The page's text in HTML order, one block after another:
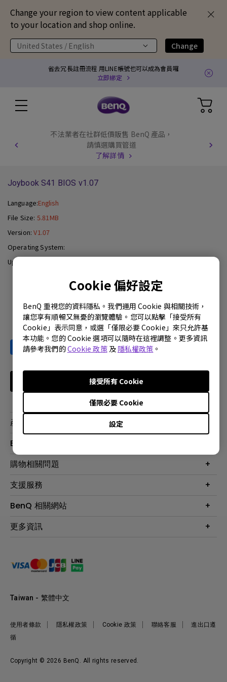
Change your region to view content applicable
to your location and shop online.
United States / English Change
Cookie 偏好設定
BenQ 重視您的資料隱私。我們運用 Cookie 與相關技術，
讓您享有順暢又無憂的瀏覽體驗。您可以點擊「接受所有
Cookie」表示同意，或選「僅限必要 Cookie」來只允許基
本功能。您的 Cookie 選項可以隨時在這裡調整。更多資訊
請參考我們的Cookie 政策及 隱私權政策 。
設定
僅限必要 Cookie
接受所有 Cookie
省去冗長註冊流程 用LINE帳號也可以成為會員囉
立即綁定
不法業者在社群低價販售 BenQ 產品，
請慎選購買管道
了解詳情
Joybook S41 BIOS v1.07
Language:English
File Size:5.81MB
Version:V1.07
Operating System:
Update:
Download
產品
顯示器
投影機
智慧照明
專業拍物視訊鏡頭
BenQ 商店
最新產品與活動
尋找銷售據點
會員綁定LINE教學
購物相關問題
第一次購物就上手
延長保固購買
贈品兌換網站首頁
支援服務
服務公告
保固條例
手冊與軟體下載
產品常見問題
BenQ 相關網站
專業商用解決方案
BenQ 大娛樂家
更多資訊
永續發展
產品碳足跡報告
明基基金會
Copyright © 2026 BenQ. All rights reserved.
使用者條款 隱私權政策 Cookie 政策 聯絡客服
進出口遵
循
Taiwan - 繁體中文